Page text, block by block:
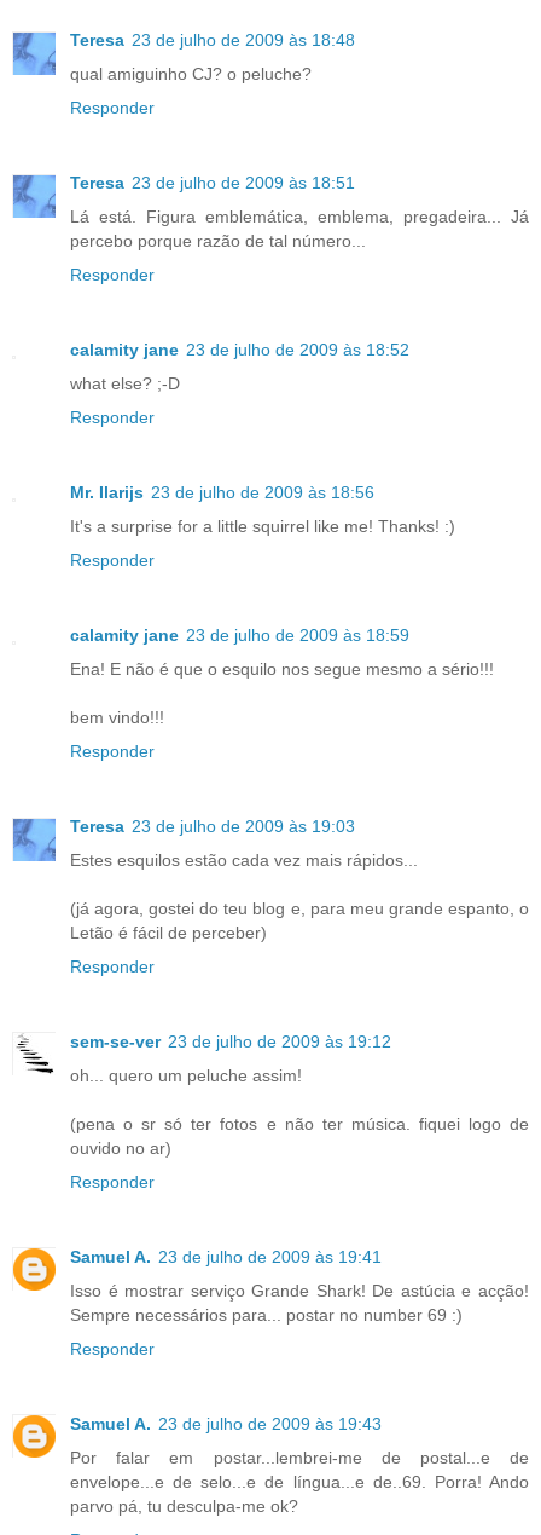
Teresa 23 de julho de 2009 às 18:48
qual amiguinho CJ? o peluche?
Responder
Teresa 23 de julho de 2009 às 18:51
Lá está. Figura emblemática, emblema, pregadeira... Já
percebo porque razão de tal número...
Responder
calamity jane 23 de julho de 2009 às 18:52
what else? ;-D
Responder
Mr. Ilarijs 23 de julho de 2009 às 18:56
It's a surprise for a little squirrel like me! Thanks! :)
Responder
calamity jane 23 de julho de 2009 às 18:59
Ena! E não é que o esquilo nos segue mesmo a sério!!!
bem vindo!!!
Responder
Teresa 23 de julho de 2009 às 19:03
Estes esquilos estão cada vez mais rápidos...
(já agora, gostei do teu blog e, para meu grande espanto, o
Letão é fácil de perceber)
Responder
sem-se-ver 23 de julho de 2009 às 19:12
oh... quero um peluche assim!
(pena o sr só ter fotos e não ter música. fiquei logo de
ouvido no ar)
Responder
Samuel A. 23 de julho de 2009 às 19:41
Isso é mostrar serviço Grande Shark! De astúcia e acção!
Sempre necessários para... postar no number 69 :)
Responder
Samuel A. 23 de julho de 2009 às 19:43
Por falar em postar...lembrei-me de postal...e de
envelope...e de selo...e de língua...e de..69. Porra! Ando
parvo pá, tu desculpa-me ok?